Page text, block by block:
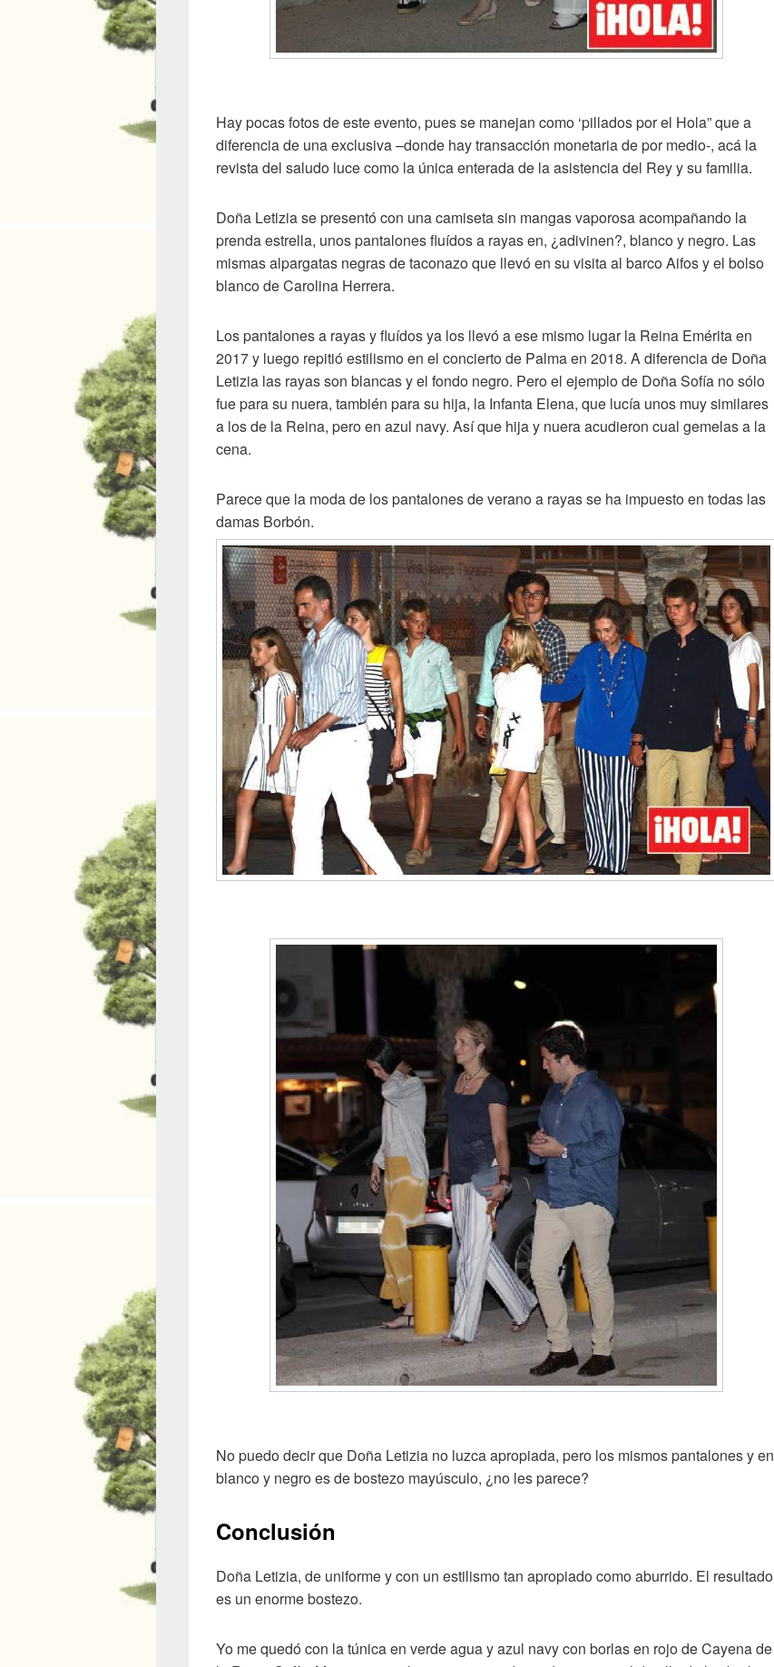
Hay pocas fotos de este evento, pues se manejan como ‘pillados por el Hola” que a
diferencia de una exclusiva –donde hay transacción monetaria de por medio-, acá la
revista del saludo luce como la única enterada de la asistencia del Rey y su familia.
Doña Letizia se presentó con una camiseta sin mangas vaporosa acompañando la
prenda estrella, unos pantalones fluídos a rayas en, ¿adivinen?, blanco y negro. Las
mismas alpargatas negras de taconazo que llevó en su visita al barco Aifos y el bolso
blanco de Carolina Herrera.
Los pantalones a rayas y fluídos ya los llevó a ese mismo lugar la Reina Emérita en
2017 y luego repitió estilismo en el concierto de Palma en 2018. A diferencia de Doña
Letizia las rayas son blancas y el fondo negro. Pero el ejemplo de Doña Sofía no sólo
fue para su nuera, también para su hija, la Infanta Elena, que lucía unos muy similares
a los de la Reina, pero en azul navy. Así que hija y nuera acudieron cual gemelas a la
cena.
Parece que la moda de los pantalones de verano a rayas se ha impuesto en todas las
damas Borbón.
No puedo decir que Doña Letizia no luzca apropiada, pero los mismos pantalones y en
blanco y negro es de bostezo mayúsculo, ¿no les parece?
Conclusión
Doña Letizia, de uniforme y con un estilismo tan apropiado como aburrido. El resultado
es un enorme bostezo.
Yo me quedó con la túnica en verde agua y azul navy con borlas en rojo de Cayena de